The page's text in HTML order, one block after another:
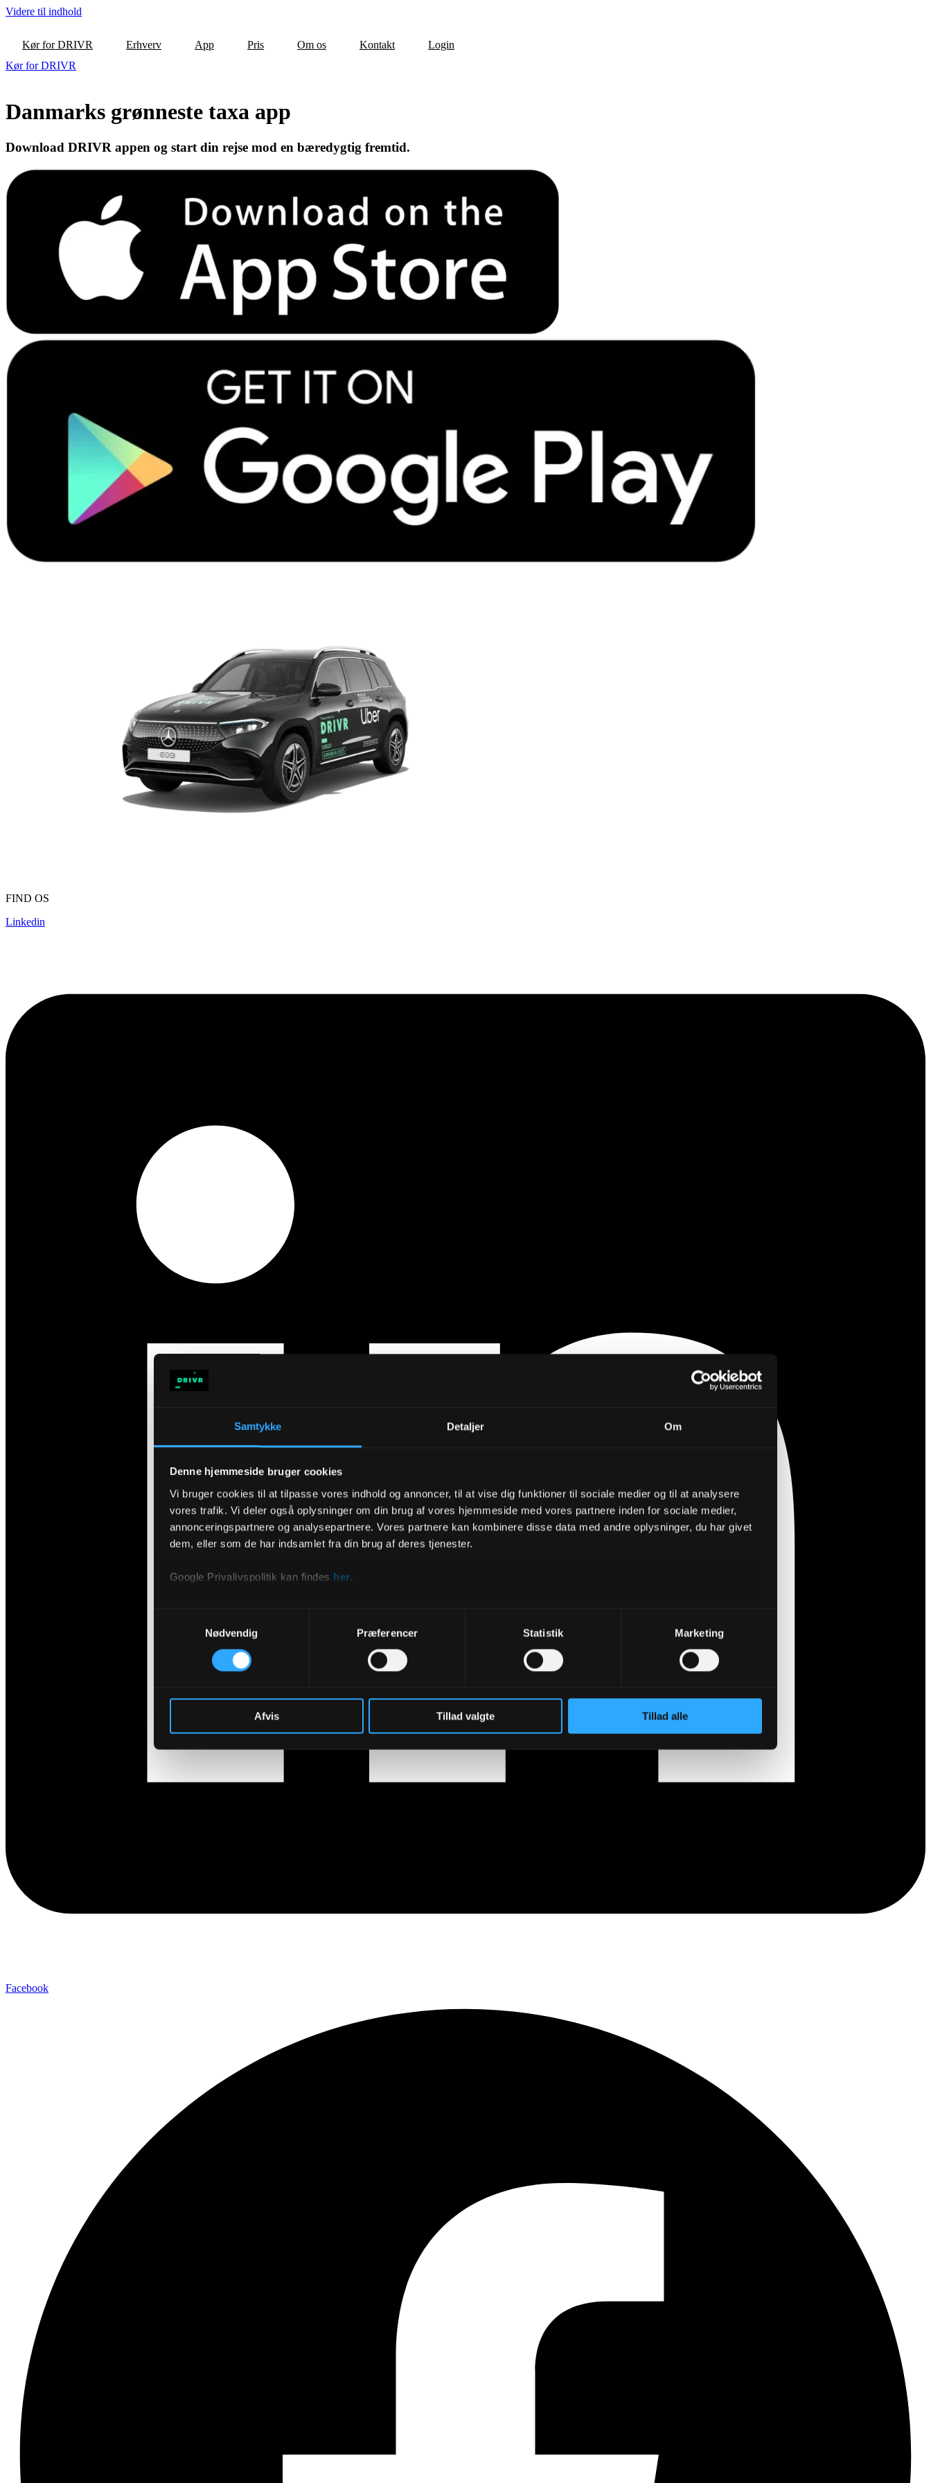
Samtykke Detaljer Om
Denne hjemmeside bruger cookies
Vi bruger cookies til at tilpasse vores indhold og annoncer, til at vise dig funktioner til sociale medier og til at analysere
vores trafik. Vi deler også oplysninger om din brug af vores hjemmeside med vores partnere inden for sociale medier,
annonceringspartnere og analysepartnere. Vores partnere kan kombinere disse data med andre oplysninger, du har givet
dem, eller som de har indsamlet fra din brug af deres tjenester.
Google Privalivspolitik kan findes her.
Websitet ejes og publiceres af:
Nødvendig
Præferencer Statistik Marketing
Afvis Tillad valgte Tillad alle
Videre til indhold
Kør for DRIVR Erhverv App Pris Om os Kontakt
Login
Kør for DRIVR
Danmarks grønneste taxa app
Download DRIVR appen og start din rejse mod en bæredygtig fremtid.
FIND OS
Linkedin
Facebook